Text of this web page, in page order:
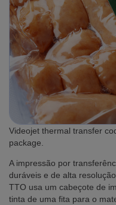
Videojet thermal transfer
package.
A impressão por
duráveis e de alta
TTO usa um cabeçote de
tinta de uma fita para o